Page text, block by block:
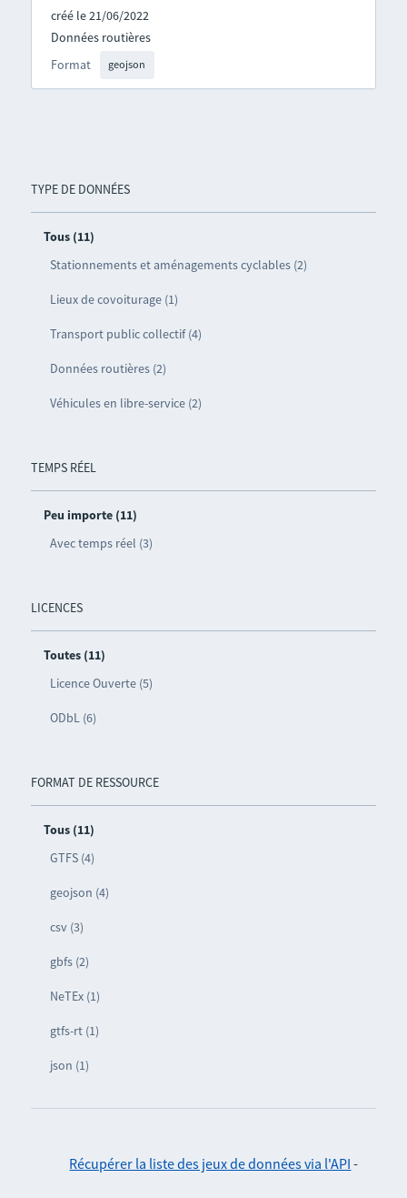
TYPE DE DONNÉES
Tous (11)
Stationnements et aménagements cyclables (2)
Lieux de covoiturage (1)
Transport public collectif (4)
Données routières (2)
Véhicules en libre-service (2)
TEMPS RÉEL
Peu importe (11)
Avec temps réel (3)
LICENCES
Toutes (11)
Licence Ouverte (5)
ODbL (6)
FORMAT DE RESSOURCE
Tous (11)
GTFS (4)
geojson (4)
csv (3)
gbfs (2)
NeTEx (1)
gtfs-rt (1)
json (1)
créé le 21/06/2022
Format geojson
Données routières
Récupérer la liste des jeux de données via l'API -